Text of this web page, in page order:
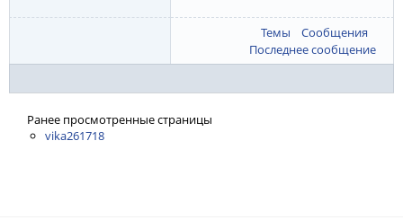
Темы
Сообщения
Последнее сообщение
Ранее просмотренные страницы
vika261718